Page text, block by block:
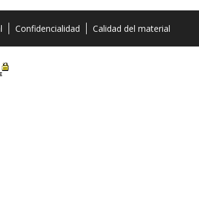
Confidencialidad Calidad del material